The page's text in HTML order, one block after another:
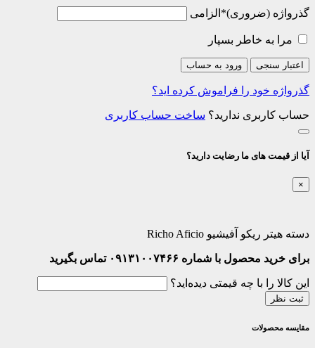
گذرواژه * الزامی
مرا به خاطر بسپار
اعتبار سنجی ورود به حساب
گذرواژه خود را فراموش کرده اید؟
حساب کاربری ندارید؟ ساخت حساب کاربری
آیا از قیمت های ما رضایت دارید؟
×
دسته هیتر ریکو آفیشیو Richo Aficio
برای خرید محصول با شماره ۰۹۱۳۱۰۰۷۴۶۶ تماس بگیرید
این کالا را با چه قیمتی دیده‌اید؟
ثبت نظر
مقایسه محصولات